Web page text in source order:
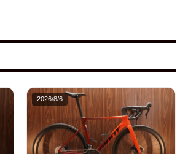
2026/8/6